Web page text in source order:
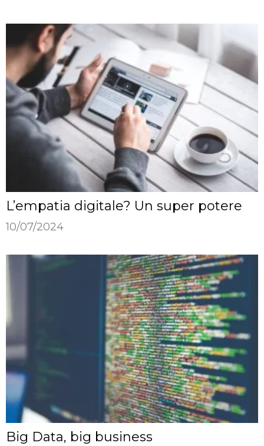
L’empatia digitale? Un super potere
10/07/2024
Big Data, big business